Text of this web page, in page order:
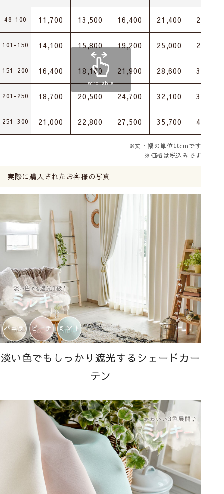
48-100 11,700 13,500 16,400 21,400 24,600
101-150 14,100 15,800 19,200 25,000 28,700
151-200 16,400 18,100 21,900 28,600 32,800
201-250 18,700 20,500 24,700 32,100 36,900
251-300 21,000 22,800 27,500 35,700 41,100
scrollable
※丈・幅の単位はcmです
※価格は税込みです
実際に購入されたお客様の写真
淡い色でもしっかり遮光するシェードカー
テン